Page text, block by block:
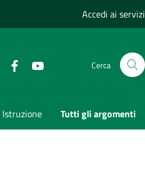
Accedi ai servizi
Facebook Cerca
Istruzione Tutti gli argomenti